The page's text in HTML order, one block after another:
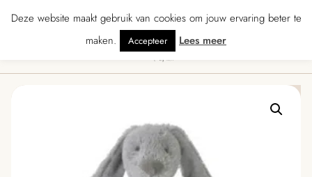
· Gratis verzending vanaf € 70 · Gratis kaartje met je bestelling •
Deze website maakt gebruik van cookies om jouw ervaring beter te
maken.
Accepteer Lees meer